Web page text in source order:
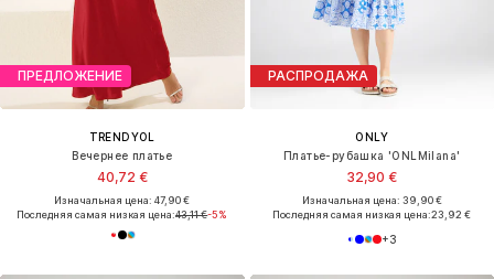
ПРЕДЛОЖЕНИЕ
TRENDYOL
Вечернее платье
40,72 €
Изначальная цена: 47,90 €
Последняя самая низкая цена:43,11 €-5%
РАСПРОДАЖА
ONLY
Платье-рубашка 'ONLMilana'
32,90 €
Изначальная цена: 39,90 €
Последняя самая низкая цена:23,92 €
+3